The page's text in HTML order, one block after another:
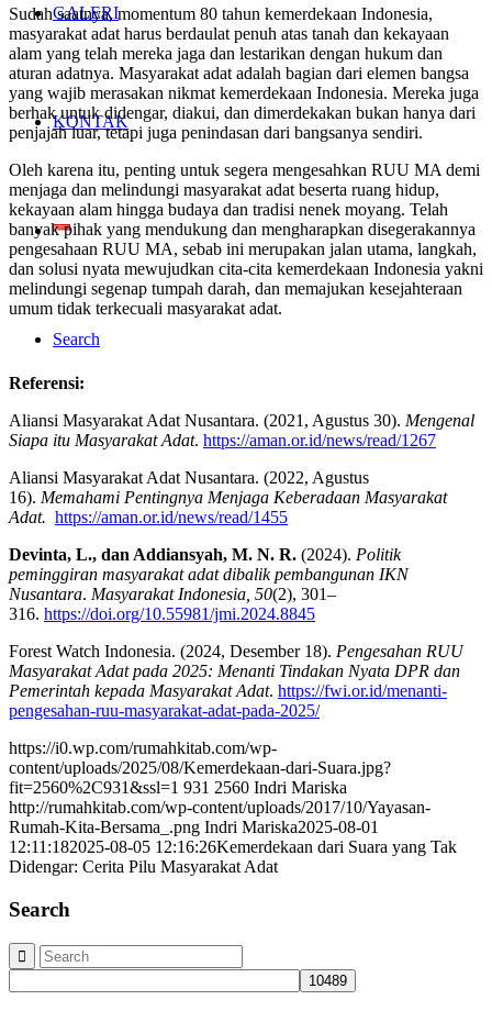
GALERI
KONTAK
Search
Sudah saatnya, momentum 80 tahun kemerdekaan Indonesia,
masyarakat adat harus berdaulat penuh atas tanah dan kekayaan
alam yang telah mereka jaga dan lestarikan dengan hukum dan
aturan adatnya. Masyarakat adat adalah bagian dari elemen bangsa
yang wajib merasakan nikmat kemerdekaan Indonesia. Mereka juga
berhak untuk didengar, diakui, dan dimerdekakan bukan hanya dari
penjajah luar, tetapi juga penindasan dari bangsanya sendiri.
Oleh karena itu, penting untuk segera mengesahkan RUU MA demi
menjaga dan melindungi masyarakat adat beserta ruang hidup,
kekayaan alam hingga budaya dan tradisi nenek moyang. Telah
banyak pihak yang mendukung dan mengharapkan disegerakannya
pengesahaan RUU MA, sebab ini merupakan jalan utama, langkah,
dan solusi nyata mewujudkan cita-cita kemerdekaan Indonesia yakni
melindungi segenap tumpah darah, dan memajukan kesejahteraan
umum tidak terkecuali masyarakat adat.
Referensi:
Aliansi Masyarakat Adat Nusantara. (2021, Agustus 30). Mengenal
Siapa itu Masyarakat Adat. https://aman.or.id/news/read/1267
Aliansi Masyarakat Adat Nusantara. (2022, Agustus
16). Memahami Pentingnya Menjaga Keberadaan Masyarakat
Adat. https://aman.or.id/news/read/1455
Devinta, L., dan Addiansyah, M. N. R. (2024). Politik
peminggiran masyarakat adat dibalik pembangunan IKN
Nusantara. Masyarakat Indonesia, 50(2), 301–
316. https://doi.org/10.55981/jmi.2024.8845
Forest Watch Indonesia. (2024, Desember 18). Pengesahan RUU
Masyarakat Adat pada 2025: Menanti Tindakan Nyata DPR dan
Pemerintah kepada Masyarakat Adat. https://fwi.or.id/menanti-
pengesahan-ruu-masyarakat-adat-pada-2025/
https://i0.wp.com/rumahkitab.com/wp-
content/uploads/2025/08/Kemerdekaan-dari-Suara.jpg?
fit=2560%2C931&ssl=1 931 2560 Indri Mariska
http://rumahkitab.com/wp-content/uploads/2017/10/Yayasan-
Rumah-Kita-Bersama_.png Indri Mariska2025-08-01
12:11:182025-08-05 12:16:26Kemerdekaan dari Suara yang Tak
Didengar: Cerita Pilu Masyarakat Adat
Search